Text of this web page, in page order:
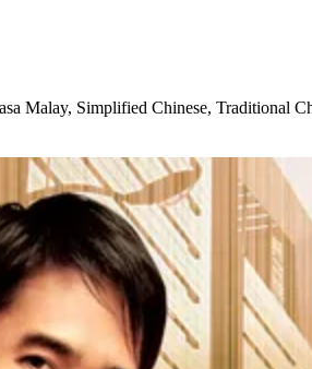
Malay, Simplified Chinese, Traditional